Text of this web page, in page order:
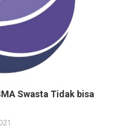
Swasta Tidak bisa